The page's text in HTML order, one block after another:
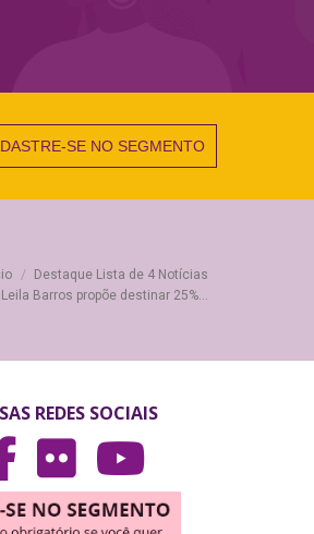
SE NO SEGMENTO
está aqui:
Destaque Lista de 4 Notícias
Leila Barros propõe destinar 25%…
REDES SOCIAIS